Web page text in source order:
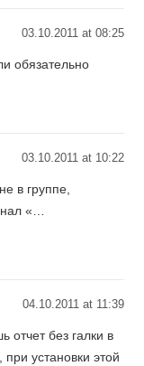
03.10.2011 at 08:25
обязательно
03.10.2011 at 10:22
в группе,
«…
04.10.2011 at 11:39
отчет без галки в
установки этой